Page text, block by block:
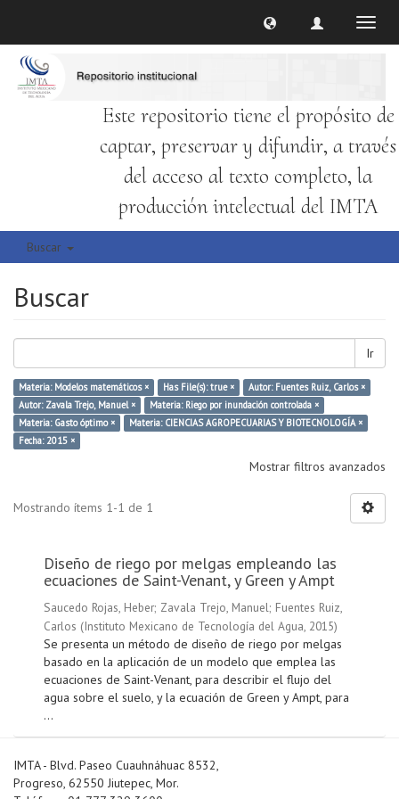
Este repositorio tiene el propósito de
captar, preservar y difundir, a través
del acceso al texto completo, la
producción intelectual del IMTA
Buscar
Buscar
Ir
Materia: Modelos matemáticos × Has File(s): true ×
Autor: Fuentes Ruiz, Carlos ×
Autor: Zavala Trejo, Manuel ×
Materia: Riego por inundación controlada ×
Materia: Gasto óptimo ×
Materia: CIENCIAS AGROPECUARIAS Y BIOTECNOLOGÍA ×
Fecha: 2015 ×
Mostrar filtros avanzados
Mostrando ítems 1-1 de 1
Diseño de riego por melgas empleando las
ecuaciones de Saint-Venant, y Green y Ampt
Saucedo Rojas, Heber; Zavala Trejo, Manuel; Fuentes Ruiz,
Carlos (Instituto Mexicano de Tecnología del Agua, 2015)
Se presenta un método de diseño de riego por melgas
basado en la aplicación de un modelo que emplea las
ecuaciones de Saint-Venant, para describir el flujo del
agua sobre el suelo, y la ecuación de Green y Ampt, para
...
IMTA - Blvd. Paseo Cuauhnáhuac 8532,
Progreso, 62550 Jiutepec, Mor.